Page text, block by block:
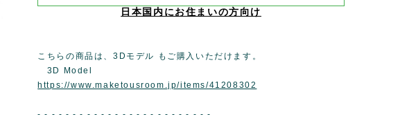
日本国内にお住まいの方向け
こちらの商品は、3Dモデル もご購入いただけます。
3D Model
https://www.maketousroom.jp/items/41208302
- - - - - - - - - - - - - - - - - - - - - - - - -